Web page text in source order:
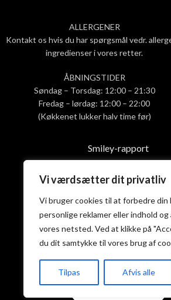
Vi værdsætter dit privatliv
Vi bruger cookies til at forbedre din
personlige reklamer eller indhold
vores netsted. Ved at klikke på
du dit samtykke til vores brug af
Tilpas Afvis alle
ALLERGENER
Kontakt os hvis du har spørgsmål vedr.
ingredienser i vores retter.
ÅBNINGSTIDER
Søndag – Torsdag: 12:00 – 21:30
Fredag – lørdag: 12:00 – 22:00
(Køkkenet lukker halv time før)
Smiley-rapport
Privatlivs- og
Handelsbetingelser